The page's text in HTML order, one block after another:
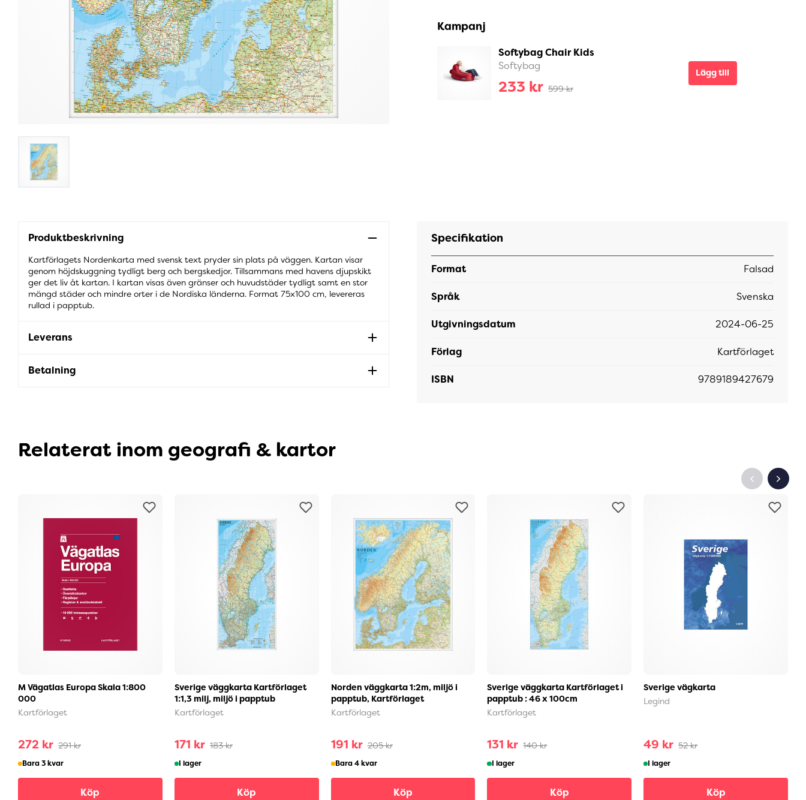
Kampanj
Softybag Chair Kids
Softybag
233 kr 599 kr
Lägg till
Produktbeskrivning
Kartförlagets Nordenkarta med svensk text pryder sin plats på väggen. Kartan visar
genom höjdskuggning tydligt berg och bergskedjor. Tillsammans med havens djupskikt
ger det liv åt kartan. I kartan visas även gränser och huvudstäder tydligt samt en stor
mängd städer och mindre orter i de Nordiska länderna. Format 75x100 cm, levereras
rullad i papptub.
Leverans
Betalning
Specifikation
Format Falsad
Språk Svenska
Utgivningsdatum 2024-06-25
Förlag Kartförlaget
ISBN 9789189427679
Relaterat inom geografi & kartor
M Vägatlas Europa Skala 1:800
000
Kartförlaget
272 kr 291 kr
Bara 3 kvar
Köp
Sverige väggkarta Kartförlaget
1:1,3 milj, miljö i papptub
Kartförlaget
171 kr 183 kr
I lager
Köp
Norden väggkarta 1:2m, miljö i
papptub, Kartförlaget
Kartförlaget
191 kr 205 kr
Bara 4 kvar
Köp
Sverige väggkarta Kartförlaget i
papptub : 46 x 100cm
Kartförlaget
131 kr 140 kr
I lager
Köp
Sverige vägkarta
Legind
49 kr 52 kr
I lager
Köp